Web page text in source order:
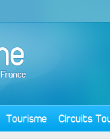
Tourisme Circuits